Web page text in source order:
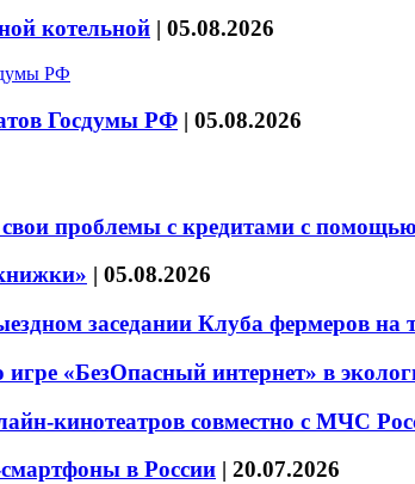
котельной | 05.08.2026
Госдумы РФ | 05.08.2026
проблемы с кредитами с
| 05.08.2026
заседании Клуба фермеров на
«БезОпасный интернет» в
кинотеатров совместно с МЧС
в России | 20.07.2026